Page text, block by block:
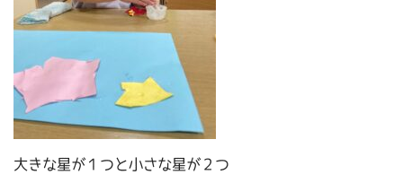
大きな星が１つと小さな星が２つ